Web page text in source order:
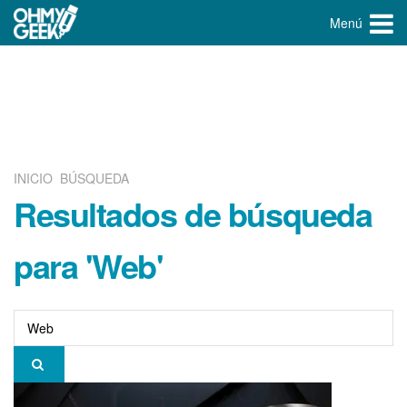
Menú
INICIO BÚSQUEDA
Resultados de búsqueda
para 'Web'